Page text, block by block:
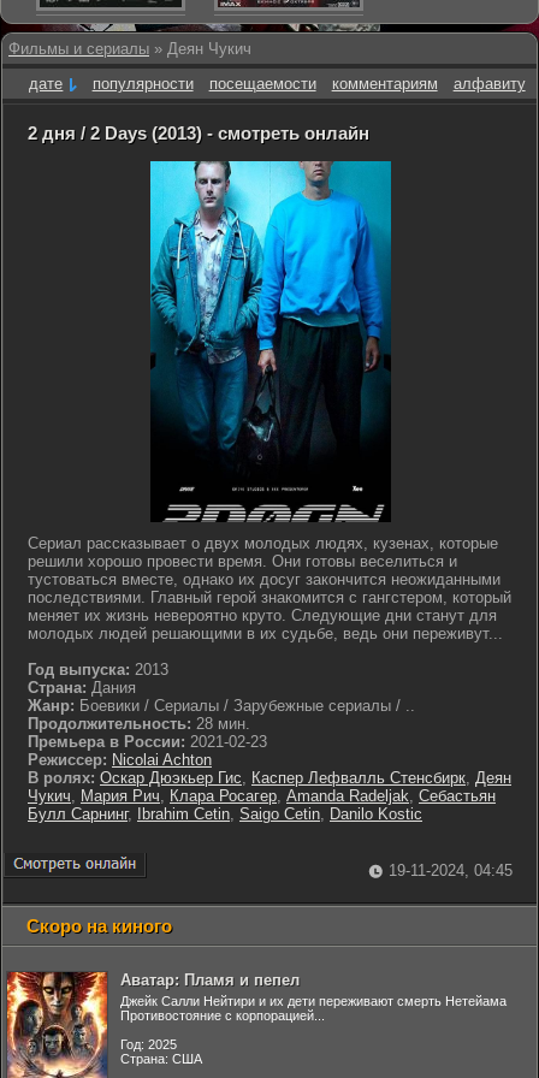
Фильмы и сериалы » Деян Чукич
дате
популярности посещаемости комментариям алфавиту
2 дня / 2 Days (2013) - смотреть онлайн
Сериал рассказывает о двух молодых людях, кузенах, которые
решили хорошо провести время. Они готовы веселиться и
тустоваться вместе, однако их досуг закончится неожиданными
последствиями. Главный герой знакомится с гангстером, который
меняет их жизнь невероятно круто. Следующие дни станут для
молодых людей решающими в их судьбе, ведь они переживут...
Год выпуска: 2013
Страна: Дания
Жанр: Боевики / Сериалы / Зарубежные сериалы / ..
Продолжительность: 28 мин.
Премьера в России: 2021-02-23
Режиссер: Nicolai Achton
В ролях: Оскар Дюэкьер Гис, Каспер Лефвалль Стенсбирк, Деян
Чукич, Мария Рич, Клара Росагер, Amanda Radeljak, Себастьян
Булл Сарнинг, Ibrahim Cetin, Saigo Cetin, Danilo Kostic
19-11-2024, 04:45
Скоро на киного
Аватар: Пламя и пепел
Джейк Салли Нейтири и их дети переживают смерть Нетейама
Противостояние с корпорацией...
Год: 2025
Страна: США